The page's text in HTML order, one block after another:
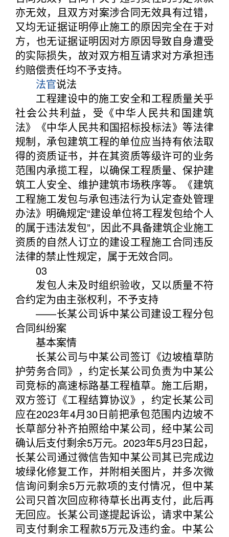
亦无效，且双方对案涉合同无效具有过错，
又均无证据证明停止施工的原因完全在于对
方，也无证据证明因对方原因导致自身遭受
的实际损失，故对双方相互请求对方承担违
约赔偿责任均不予支持。
法官说法
工程建设中的施工安全和工程质量关乎
社会公共利益，受《中华人民共和国建筑
法》《中华人民共和国招标投标法》等法律
规制，承包建筑工程的单位应当持有依法取
得的资质证书，并在其资质等级许可的业务
范围内承揽工程，以确保工程质量、保护建
筑工人安全、维护建筑市场秩序等。《建筑
工程施工发包与承包违法行为认定查处管理
办法》明确规定“建设单位将工程发包给个人
的属于违法发包”，因此不具备建筑企业施工
资质的自然人订立的建设工程施工合同违反
法律的禁止性规定，属于无效合同。
03
发包人未及时组织验收，又以质量不符
合约定为由主张权利，不予支持
——长某公司诉中某公司建设工程分包
合同纠纷案
基本案情
长某公司与中某公司签订《边坡植草防
护劳务合同》，约定长某公司负责为中某公
司竞标的高速标路基工程植草。施工后期，
双方签订《工程结算协议》，约定长某公司
应在2023年4月30日前把承包范围内边坡不
长草部分补齐拍照给中某公司，经中某公司
确认后支付剩余5万元。2023年5月23日起，
长某公司通过微信告知中某公司其已完成边
坡绿化修复工作，并附相关图片，并多次微
信询问剩余5万元款项的支付情况，但中某
公司只首次回应称待草长出再支付，此后再
无回应。长某公司遂提起诉讼，请求中某公
司支付剩余工程款5万元及违约金。中某公